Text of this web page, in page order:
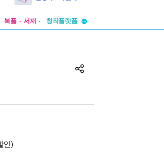
북플 서재
창작플랫폼
인)